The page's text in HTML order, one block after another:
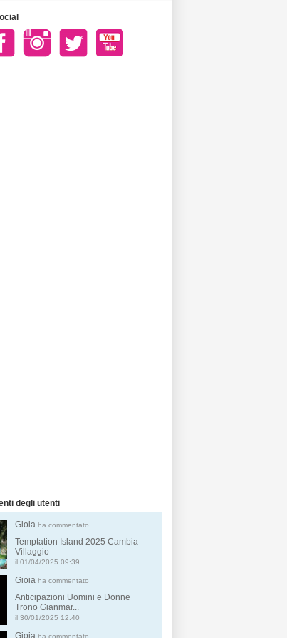
degli utenti
Gioia ha commentato
Temptation Island 2025 Cambia
Villaggio
il 01/04/2025 09:39
Gioia ha commentato
Anticipazioni Uomini e Donne
Trono Gianmar...
il 30/01/2025 12:40
Gioia ha commentato